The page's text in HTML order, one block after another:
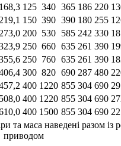
168,3 125 340 365 186 220
150 390 390 180 255
200 530 585 242 330
250 660 635 261 390
250 760 635 261 390
300 820 690 287 480
400 1220 855 304 690
508,0 400 1220 855 304 690
400 1500 855 304 690
та маса наведені разом із
приводом